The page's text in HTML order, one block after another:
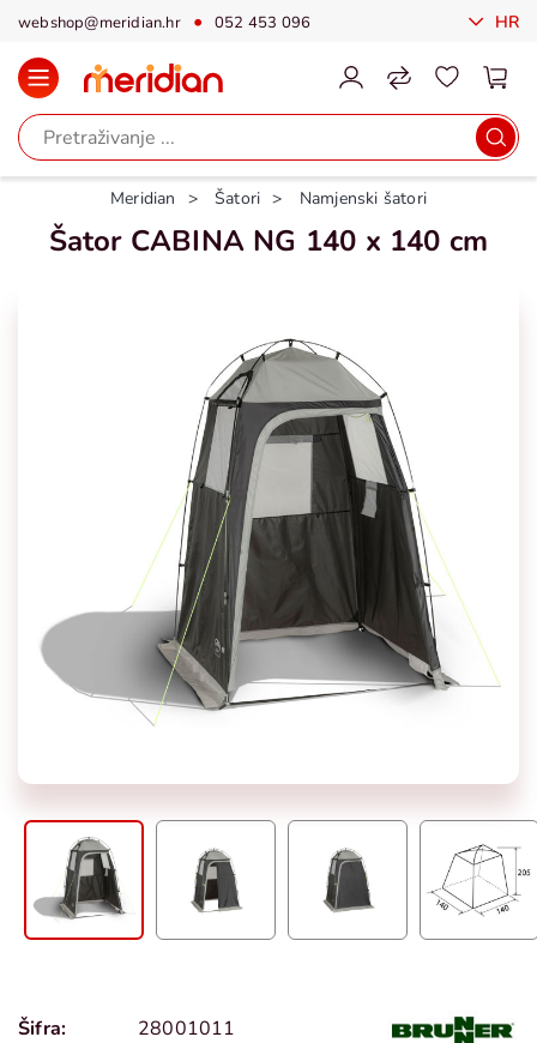
webshop@meridian.hr 052 453 096 HR
Meridian Šatori Namjenski šatori
Šator CABINA NG 140 x 140 cm
Šifra: 28001011